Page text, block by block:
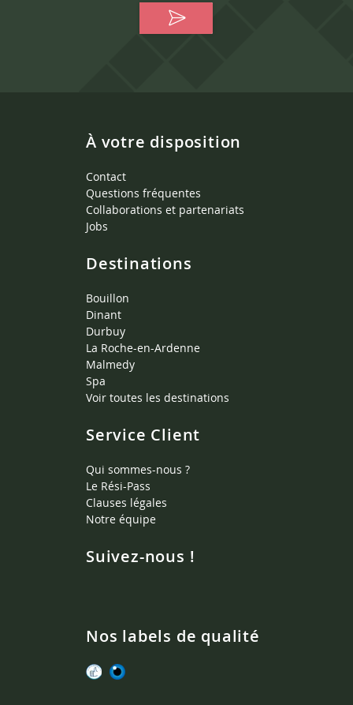
À votre disposition
Contact
Questions fréquentes
Collaborations et partenariats
Jobs
Destinations
Bouillon
Dinant
Durbuy
La Roche-en-Ardenne
Malmedy
Spa
Voir toutes les destinations
Service Client
Qui sommes-nous ?
Le Rési-Pass
Clauses légales
Notre équipe
Suivez-nous !
Nos labels de qualité